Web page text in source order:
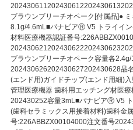
ブラウンブリーチオペーク[付属品]●
8.1g/4.6mL■パナビアⓇ V5 トライイ
材料医療機器認証番号
ブラウンブリーチオペーク容量各
202430626202430627202430628品
(エンド用)ガイドチップ(エンド用細)
管理医療機器 歯科用エッチング材医
202430252容量3mL■パナビアⓇ V5
(歯科セラミックス用接着材料)歯科金
号:226ABBZX00104000注文番号